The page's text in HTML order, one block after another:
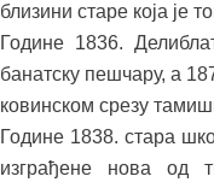
близини старе која је
Године 1836.
банатску пешчару, а
ковинском срезу
Године 1838. стара
изграђене нова од